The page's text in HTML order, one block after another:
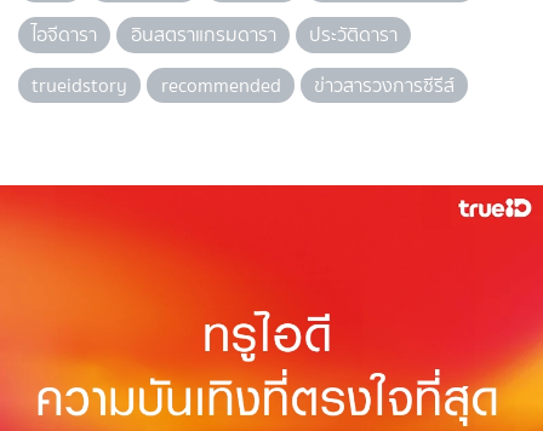
ไอจีดารา
อินสตราแกรมดารา
ประวัติดารา
trueidstory
recommended ข่าวสารวงการซีรีส์